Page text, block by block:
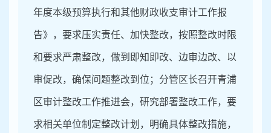
年度本级预算执行和其他财政收支审计工作报
告》，要求压实责任、加快整改，按照整改时限
和要求严肃整改，做到即知即改、边审边改、以
审促改，确保问题整改到位；分管区长召开青浦
区审计整改工作推进会，研究部署整改工作，要
求相关单位制定整改计划，明确具体整改措施，